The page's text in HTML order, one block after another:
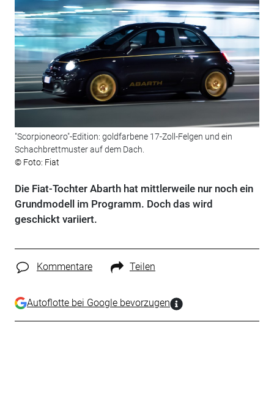
"Scorpioneoro"-Edition: goldfarbene 17-Zoll-Felgen und ein
Schachbrettmuster auf dem Dach.
© Foto: Fiat
Die Fiat-Tochter Abarth hat mittlerweile nur noch ein
Grundmodell im Programm. Doch das wird
geschickt variiert.
Kommentare Teilen
Autoflotte bei Google bevorzugen